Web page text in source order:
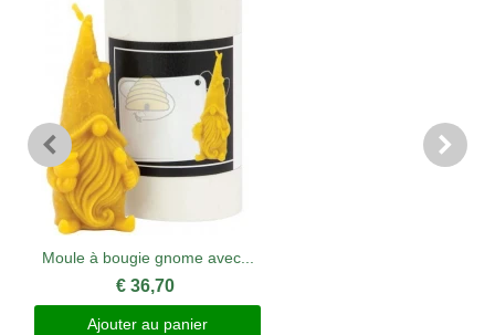
Moule à bougie gnome avec...
€ 36,70
Ajouter au panier